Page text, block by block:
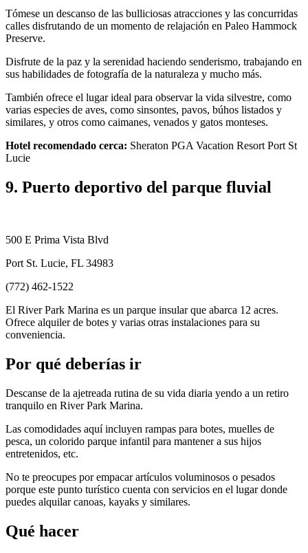
Tómese un descanso de las bulliciosas atracciones y las concurridas
calles disfrutando de un momento de relajación en Paleo Hammock
Preserve.
Disfrute de la paz y la serenidad haciendo senderismo, trabajando en
sus habilidades de fotografía de la naturaleza y mucho más.
También ofrece el lugar ideal para observar la vida silvestre, como
varias especies de aves, como sinsontes, pavos, búhos listados y
similares, y otros como caimanes, venados y gatos monteses.
Hotel recomendado cerca: Sheraton PGA Vacation Resort Port St
Lucie
9. Puerto deportivo del parque fluvial
500 E Prima Vista Blvd
Port St. Lucie, FL 34983
(772) 462-1522
El River Park Marina es un parque insular que abarca 12 acres.
Ofrece alquiler de botes y varias otras instalaciones para su
conveniencia.
Por qué deberías ir
Descanse de la ajetreada rutina de su vida diaria yendo a un retiro
tranquilo en River Park Marina.
Las comodidades aquí incluyen rampas para botes, muelles de
pesca, un colorido parque infantil para mantener a sus hijos
entretenidos, etc.
No te preocupes por empacar artículos voluminosos o pesados ​​
porque este punto turístico cuenta con servicios en el lugar donde
puedes alquilar canoas, kayaks y similares.
Qué hacer